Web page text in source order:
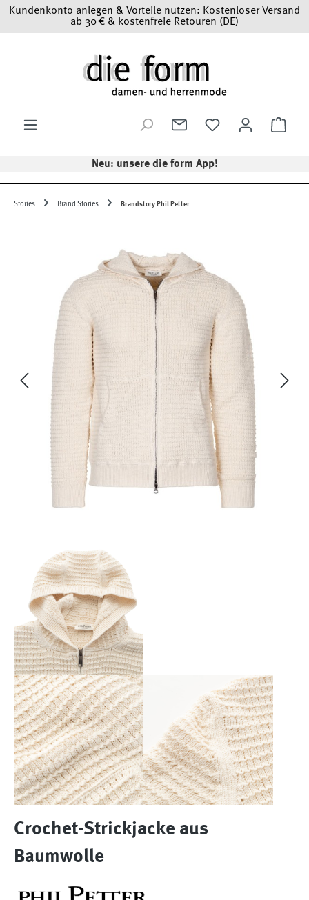
Zum Hauptinhalt springen
Kundenkonto anlegen & Vorteile nutzen: Kostenloser Versand
ab 30 € & kostenfreie Retouren (DE)
Neu: unsere die form App!
Stories Brand Stories Brandstory Phil Petter
Crochet-Strickjacke aus
Baumwolle